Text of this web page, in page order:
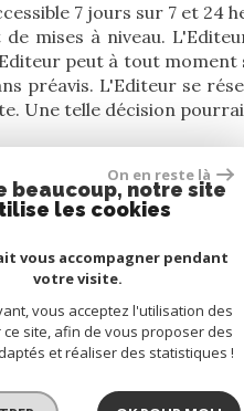
7 jours sur 7 et 24
de mises à niveau.
peut à tout moment
préavis. L'Editeur se
Une telle décision
applicable
présent texte est
Espace propriétaire
On en reste là
beaucoup, notre site
les cookies
vous accompagner pendant
votre visite.
vous acceptez l'utilisation des
site, afin de vous proposer des
et réaliser des statistiques !